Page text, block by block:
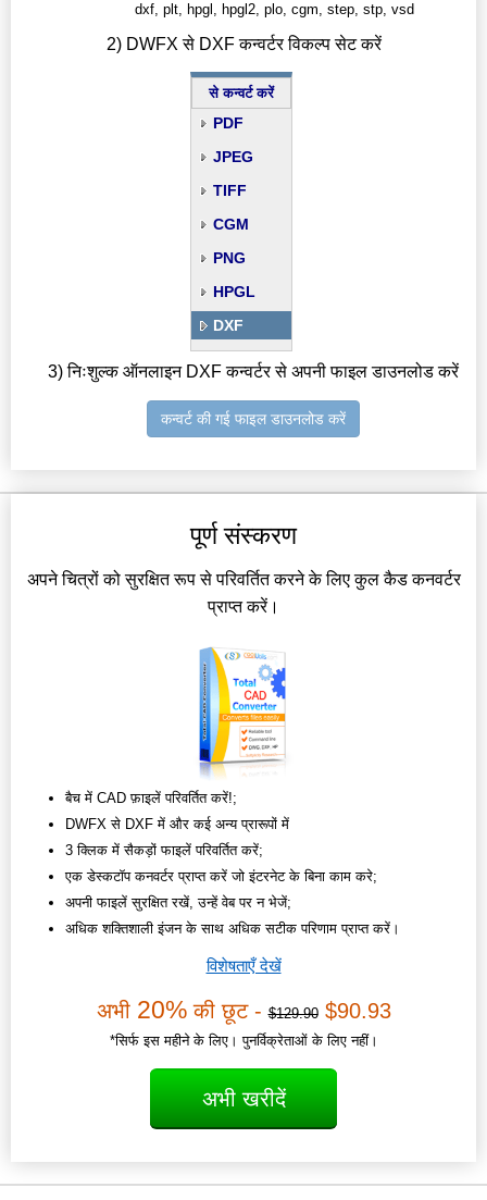
dxf, plt, hpgl, hpgl2, plo, cgm, step, stp, vsd
2) DWFX से DXF कन्वर्टर विकल्प सेट करें
से कन्वर्ट करें
PDF
JPEG
TIFF
CGM
PNG
HPGL
DXF
3) निःशुल्क ऑनलाइन DXF कन्वर्टर से अपनी फाइल डाउनलोड करें
कन्वर्ट की गई फाइल डाउनलोड करें
पूर्ण संस्करण
अपने चित्रों को सुरक्षित रूप से परिवर्तित करने के लिए कुल कैड कनवर्टर
प्राप्त करें।
बैच में CAD फ़ाइलें परिवर्तित करें!;
DWFX से DXF में और कई अन्य प्रारूपों में
3 क्लिक में सैकड़ों फाइलें परिवर्तित करें;
एक डेस्कटॉप कनवर्टर प्राप्त करें जो इंटरनेट के बिना काम करे;
अपनी फाइलें सुरक्षित रखें, उन्हें वेब पर न भेजें;
अधिक शक्तिशाली इंजन के साथ अधिक सटीक परिणाम प्राप्त करें।
विशेषताएँ देखें
अभी 20%की छूट -$129.90$90.93
*सिर्फ इस महीने के लिए। पुनर्विक्रेताओं के लिए नहीं।
अभी खरीदें